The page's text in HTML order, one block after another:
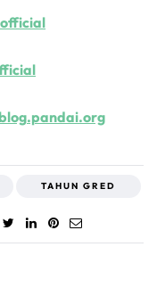
blog.pandai.org
TAHUN GRED